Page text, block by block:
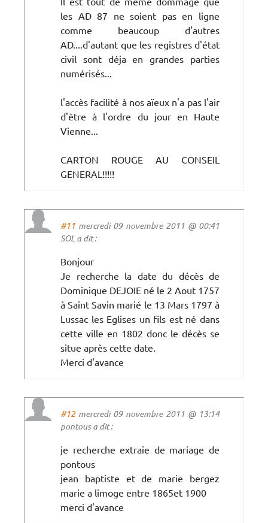
les AD 87 ne soient pas en ligne
comme beaucoup d'autres
AD....d'autant que les registres d'état
civil sont déja en grandes parties
numérisés...
l'accès facilité à nos aïeux n'a pas l'air
d'être à l'ordre du jour en Haute
Vienne...
CARTON ROUGE AU CONSEIL
GENERAL!!!!!
#11 mercredi 09 novembre 2011 @ 00:41
SOL a dit :
Bonjour
Je recherche la date du décès de
Dominique DEJOIE né le 2 Aout 1757
à Saint Savin marié le 13 Mars 1797 à
Lussac les Eglises un fils est né dans
cette ville en 1802 donc le décès se
situe après cette date.
Merci d'avance
#12mercredi 09 novembre 2011 @ 13:14
pontous a dit :
je recherche extraie de mariage de
pontous
jean baptiste et de marie bergez
marie a limoge entre 1865et 1900
merci d'avance